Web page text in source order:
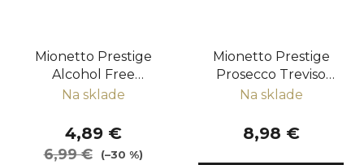
Mionetto Prestige
Alcohol Free
(nealkoholické)
Na sklade
4,89 €
6,99 € (–30 %)
Mionetto Prestige
Prosecco Treviso
DOC Extra Dry
Na sklade
8,98 €